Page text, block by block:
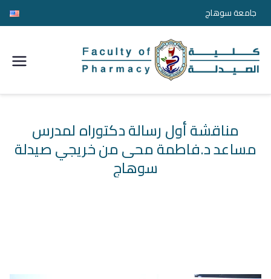
جامعة سوهاج
الصيدل
ة
جامعة
مناقشة أول رسالة دكتوراه لمدرس
مساعد د.فاطمة محى من خريجي صيدلة
سوهاج